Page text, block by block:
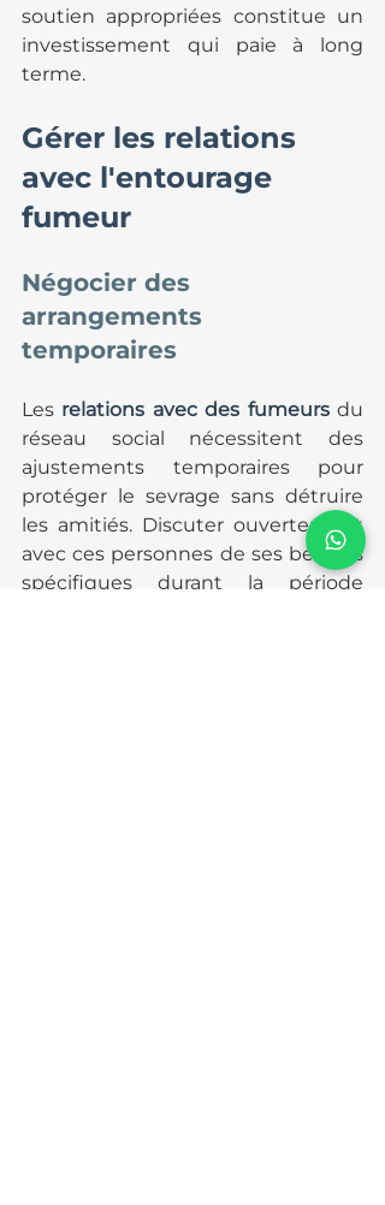
soutien appropriées constitue un
investissement qui paie à long
terme.
Gérer les relations
avec l'entourage
fumeur
Négocier des
arrangements
temporaires
Les relations avec des fumeurs du
réseau social nécessitent des
ajustements temporaires pour
protéger le sevrage sans détruire
les amitiés. Discuter ouvertement
avec ces personnes de ses besoins
spécifiques durant la période